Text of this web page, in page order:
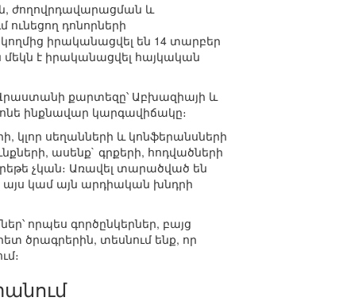
ժողովրդավարացման և
դոնորների
իրականացվել են 14 տարբեր
մեկն է իրականացվել հայկական
Վրաստանի քարտեզը՝ Աբխազիայի և
ինքնավար կարգավիճակը։
կլոր սեղանների և կոնֆերանսների
ասենք` գրքերի, հոդվածների
չկան։ Առավել տարածված են
կամ այն արդիական խնդրի
որպես գործընկերներ, բայց
ծրագրերին, տեսնում ենք, որ